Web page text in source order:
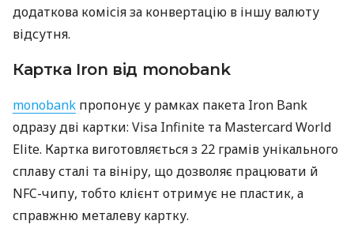
додаткова комісія за конвертацію в іншу валюту
відсутня.
Картка Iron від monobank
monobank пропонує у рамках пакета Iron Bank
одразу дві картки: Visa Infinite та Mastercard World
Elite. Картка виготовляється з 22 грамів унікального
сплаву сталі та вініру, що дозволяє працювати й
NFC-чипу, тобто клієнт отримує не пластик, а
справжню металеву картку.